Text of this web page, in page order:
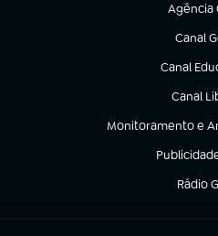
Agência
(abre em
Canal
(abre
Canal
(abre em
Canal
(abre
Monitoramento e
(abre em nova aba)
(abre em
Rádio
(abre